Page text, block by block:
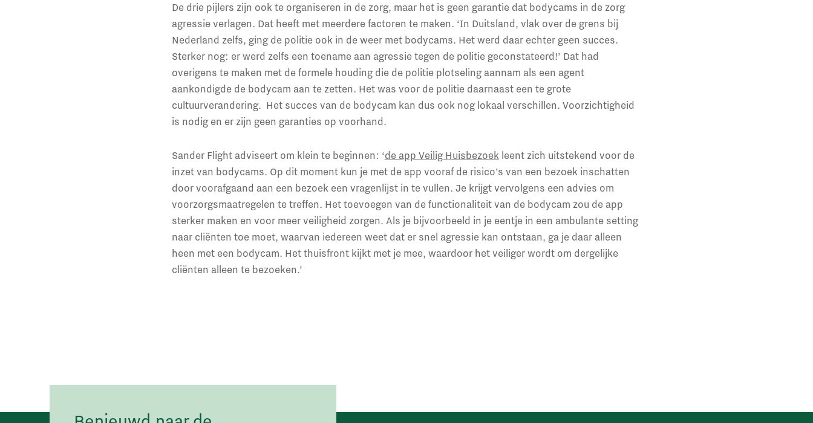
De drie pijlers zijn ook te organiseren in de zorg, maar het is geen garantie dat bodycams in de zorg
agressie verlagen. Dat heeft met meerdere factoren te maken. ‘In Duitsland, vlak over de grens bij
Nederland zelfs, ging de politie ook in de weer met bodycams. Het werd daar echter geen succes.
Sterker nog: er werd zelfs een toename aan agressie tegen de politie geconstateerd!’ Dat had
overigens te maken met de formele houding die de politie plotseling aannam als een agent
aankondigde de bodycam aan te zetten. Het was voor de politie daarnaast een te grote
cultuurverandering. Het succes van de bodycam kan dus ook nog lokaal verschillen. Voorzichtigheid
is nodig en er zijn geen garanties op voorhand.
Sander Flight adviseert om klein te beginnen: ‘de app Veilig Huisbezoek leent zich uitstekend voor de
inzet van bodycams. Op dit moment kun je met de app vooraf de risico’s van een bezoek inschatten
door voorafgaand aan een bezoek een vragenlijst in te vullen. Je krijgt vervolgens een advies om
voorzorgsmaatregelen te treffen. Het toevoegen van de functionaliteit van de bodycam zou de app
sterker maken en voor meer veiligheid zorgen. Als je bijvoorbeeld in je eentje in een ambulante setting
naar cliënten toe moet, waarvan iedereen weet dat er snel agressie kan ontstaan, ga je daar alleen
heen met een bodycam. Het thuisfront kijkt met je mee, waardoor het veiliger wordt om dergelijke
cliënten alleen te bezoeken.’